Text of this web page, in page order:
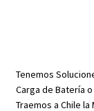
Tenemos
Carga de Batería o
Traemos a Chile